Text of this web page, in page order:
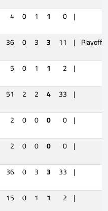
4 0 1 1 0 |
36 0 3 3 11 | Playoffs
5 0 1 1 2 |
51 2 2 4 33 |
2 0 0 0 0 |
2 0 0 0 0 |
36 0 3 3 33 |
15 0 1 1 2 |